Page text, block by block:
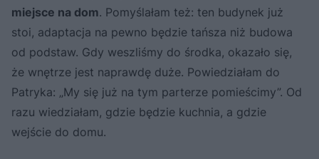
miejsce na dom. Pomyślałam też: ten budynek już
stoi, adaptacja na pewno będzie tańsza niż budowa
od podstaw. Gdy weszliśmy do środka, okazało się,
że wnętrze jest naprawdę duże. Powiedziałam do
Patryka: „My się już na tym parterze pomieścimy”. Od
razu wiedziałam, gdzie będzie kuchnia, a gdzie
wejście do domu.